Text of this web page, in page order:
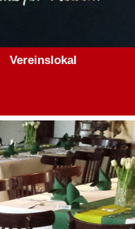
Vereinslokal